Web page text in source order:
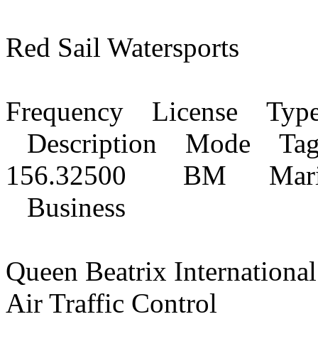
Red Sail Watersports
Frequency License
Description Mode
156.32500 BM
Business
Queen Beatrix
Air Traffic Control